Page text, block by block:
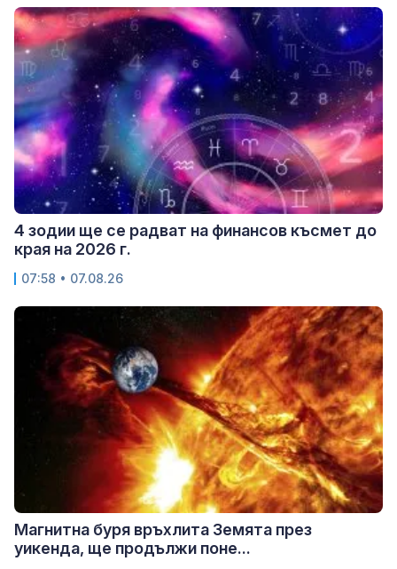
4 зодии ще се радват на финансов късмет до
края на 2026 г.
07:58 • 07.08.26
Магнитна буря връхлита Земята през
уикенда, ще продължи поне...